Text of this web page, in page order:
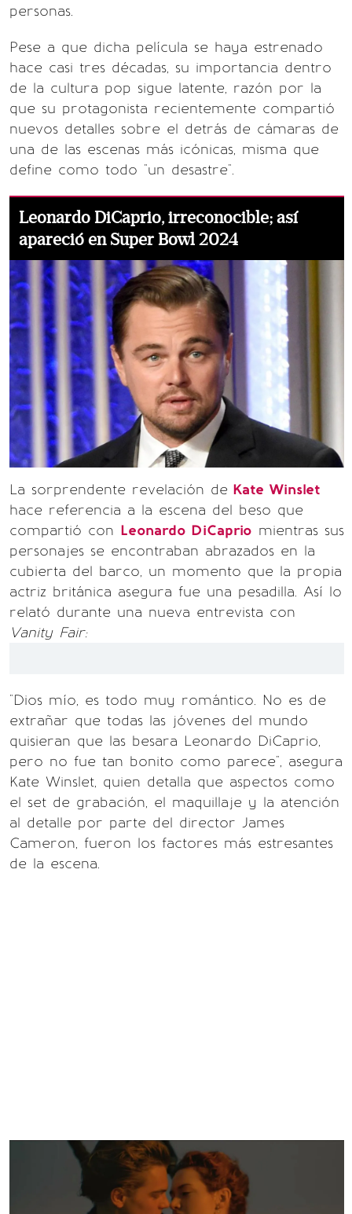
personas.
Pese a que dicha película se haya estrenado
hace casi tres décadas, su importancia dentro
de la cultura pop sigue latente, razón por la
que su protagonista recientemente compartió
nuevos detalles sobre el detrás de cámaras de
una de las escenas más icónicas, misma que
define como todo "un desastre".
Leonardo DiCaprio, irreconocible; así
apareció en Super Bowl 2024
La sorprendente revelación de Kate Winslet
hace referencia a la escena del beso que
compartió con Leonardo DiCaprio mientras sus
personajes se encontraban abrazados en la
cubierta del barco, un momento que la propia
actriz británica asegura fue una pesadilla. Así lo
relató durante una nueva entrevista con
Vanity Fair:
"Dios mío, es todo muy romántico. No es de
extrañar que todas las jóvenes del mundo
quisieran que las besara Leonardo DiCaprio,
pero no fue tan bonito como parece", asegura
Kate Winslet, quien detalla que aspectos como
el set de grabación, el maquillaje y la atención
al detalle por parte del director James
Cameron, fueron los factores más estresantes
de la escena.